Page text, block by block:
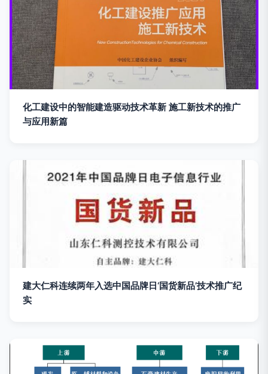
化工建设中的智能建造驱动技术革新 施工新技术的推广
与应用新篇
建大仁科连续两年入选中国品牌日‘国货新品’技术推广纪
实